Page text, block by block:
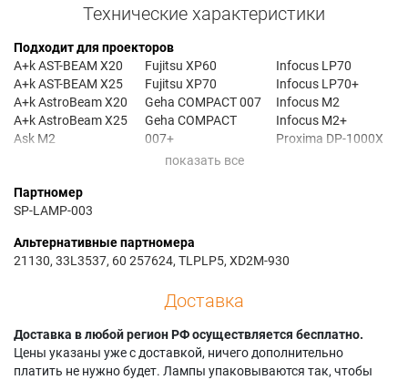
Технические характеристики
Подходит для проекторов
A+k AST-BEAM X20
A+k AST-BEAM X25
A+k AstroBeam X20
A+k AstroBeam X25
Ask M2
Fujitsu XP60
Fujitsu XP70
Geha COMPACT 007
Geha COMPACT
007+
IBM iLM300
Infocus LP70
Infocus LP70+
Infocus M2
Infocus M2+
Proxima DP-1000X
Партномер
SP-LAMP-003
Альтернативные партномера
21130, 33L3537, 60 257624, TLPLP5, XD2M-930
Доставка
Доставка в любой регион РФ осуществляется бесплатно.
Цены указаны уже с доставкой, ничего дополнительно
платить не нужно будет. Лампы упаковываются так, чтобы